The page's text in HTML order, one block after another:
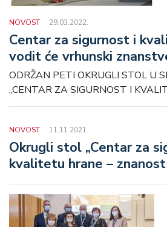
NOVOST 29.03.2022.
Centar za sigurnost i
vodit će vrhunski
najsuvremeniju
ODRŽAN PETI OKRUGLI STOL U
„CENTAR ZA SIGURNOST I
NOVOST 11.11.2021.
Okrugli stol „Centar za
kvalitetu hrane – znanost